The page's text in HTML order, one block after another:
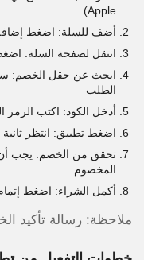
Apple)
أضف للسلة: اضغط إضافة
انتقل لصفحة السلة:
ابحث عن حقل الخصم:
الطلب
أدخل الكود: اكتب الرمز
اضغط تطبيق: انتظر
المخصوم
أكمل الشراء: اضغط
ملاحظة: رسالة تأكيد